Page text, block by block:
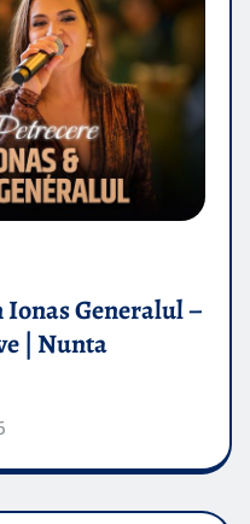
Generalul –
| Nunta